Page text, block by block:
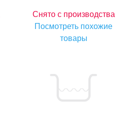
Снято с производства
Посмотреть похожие
товары